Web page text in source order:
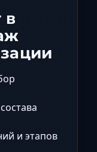
в
и этапов